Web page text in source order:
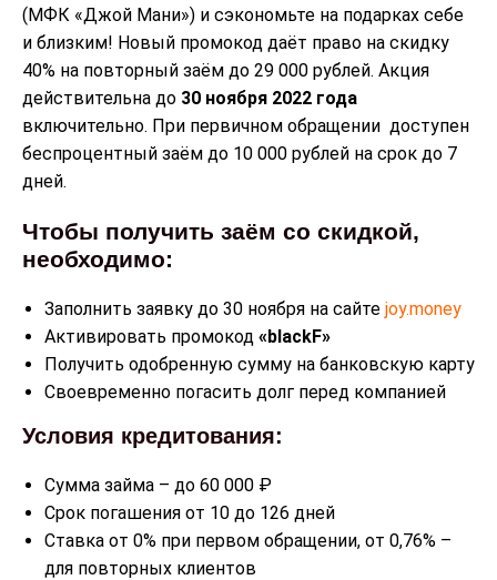
(МФК «Джой Мани») и сэкономьте на подарках себе
и близким! Новый промокод даёт право на скидку
40% на повторный заём до 29 000 рублей. Акция
действительна до 30 ноября 2022 года
включительно. При первичном обращении доступен
беспроцентный заём до 10 000 рублей на срок до 7
дней.
Чтобы получить заём со скидкой,
необходимо:
Заполнить заявку до 30 ноября на сайте joy.money
Активировать промокод «blackF»
Получить одобренную сумму на банковскую карту
Своевременно погасить долг перед компанией
Условия кредитования:
Сумма займа – до 60 000 ₽
Срок погашения от 10 до 126 дней
Ставка от 0% при первом обращении, от 0,76% –
для повторных клиентов